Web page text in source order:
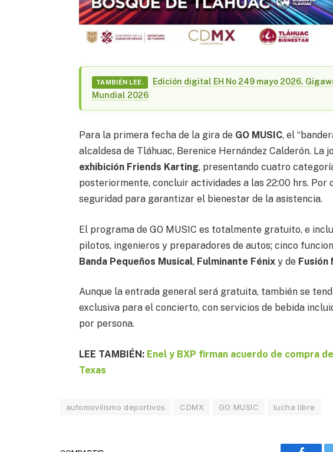
TAMBIÉN LEE.
Edición digital EH No 249 mayo 2026.
Mundial 2026
Para la primera fecha de la gira de GO MUSIC, el
alcaldesa de Tláhuac, Berenice Hernández Calderón. La
exhibición Friends Karting, presentando cuatro
posteriormente, concluir actividades a las 22:00 hrs.
seguridad para garantizar el bienestar de la asistencia.
El programa de GO MUSIC es totalmente gratuito, e
pilotos, ingenieros y preparadores de autos; cinco
Banda Pequeños Musical, Fulminante Fénix y de Fusión
Aunque la entrada general será gratuita, también se
exclusiva para el concierto, con servicios de bebida
por persona.
LEE TAMBIÉN: Enel y BXP firman acuerdo de compra
Texas
automovilismo deportivos CDMX GO MUSIC lucha libre